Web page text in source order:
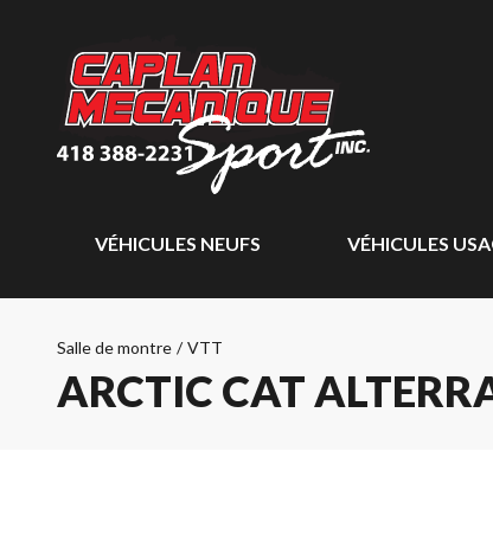
VÉHICULES NEUFS VÉHICULES
Salle de montre / VTT
ARCTIC CAT